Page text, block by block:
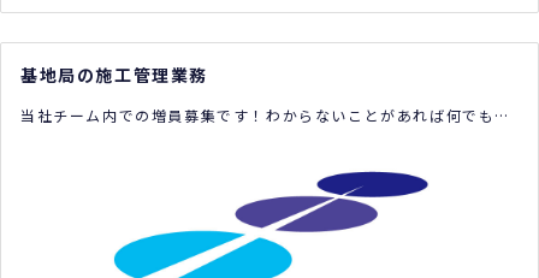
基地局の施工管理業務
当社チーム内での増員募集です！わからないことがあれば何でも聞